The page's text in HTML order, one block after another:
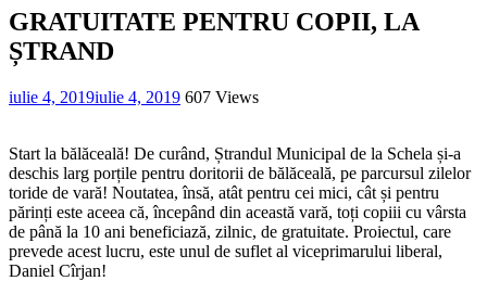
GRATUITATE PENTRU COPII, LA
ȘTRAND
iulie 4, 2019iulie 4, 2019 607 Views
Start la bălăceală! De curând, Ștrandul Municipal de la Schela și-a
deschis larg porțile pentru doritorii de bălăceală, pe parcursul zilelor
toride de vară! Noutatea, însă, atât pentru cei mici, cât și pentru
părinți este aceea că, începând din această vară, toți copiii cu vârsta
de până la 10 ani beneficiază, zilnic, de gratuitate. Proiectul, care
prevede acest lucru, este unul de suflet al viceprimarului liberal,
Daniel Cîrjan!